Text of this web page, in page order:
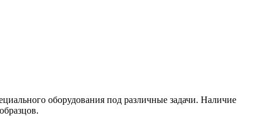
оборудования под различные задачи. Наличие